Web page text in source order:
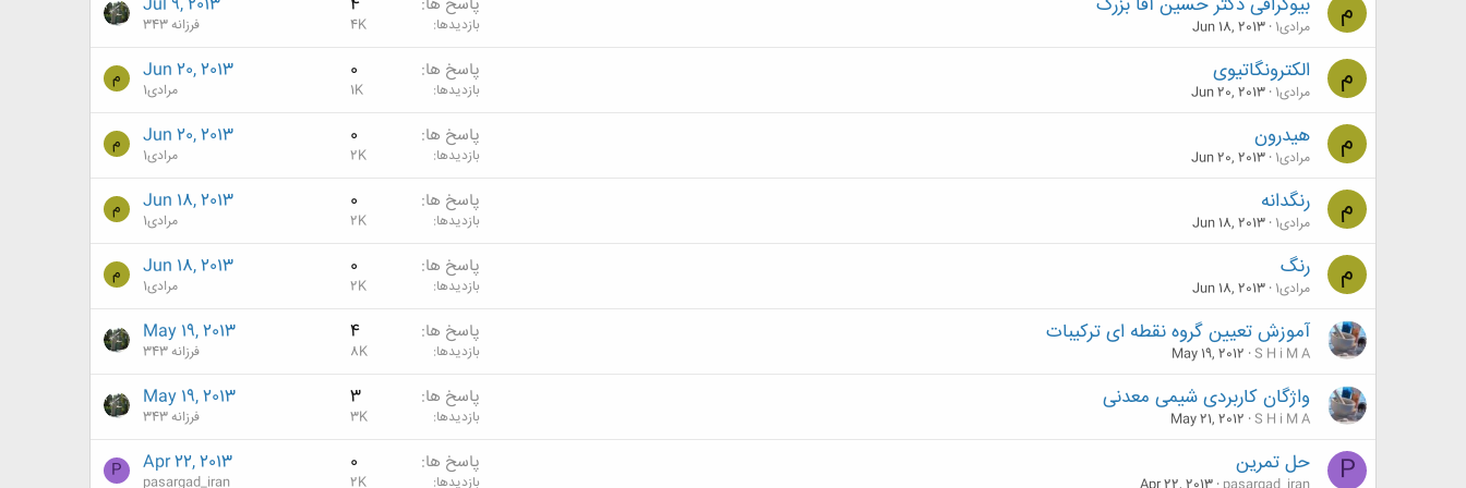
م مرادی1 Jun 18, 2013 بازدیدها 4K فرزانه 343
م الکترونگاتیوی
مرادی1 Jun 20, 2013
پاسخ ها 0
بازدیدها 1K
Jun 20, 2013
مرادی1 م
م هیدرون
مرادی1 Jun 20, 2013
پاسخ ها 0
بازدیدها 2K
Jun 20, 2013
مرادی1 م
م رنگدانه
مرادی1 Jun 18, 2013
پاسخ ها 0
بازدیدها 2K
Jun 18, 2013
مرادی1 م
م رنگ
مرادی1 Jun 18, 2013
پاسخ ها 0
بازدیدها 2K
Jun 18, 2013
مرادی1 م
آموزش تعیین گروه نقطه ای ترکیبات
S H i M A
May 19, 2012
پاسخ ها 4
بازدیدها 8K
May 19, 2013
فرزانه 343
واژگان کاربردی شیمی معدنی
S H i M A
May 21, 2012
پاسخ ها 3
بازدیدها 3K
May 19, 2013
فرزانه 343
P حل تمرین پاسخ ها 0
بازدیدها 2K
Apr 22, 2013
pasargad_iran
P